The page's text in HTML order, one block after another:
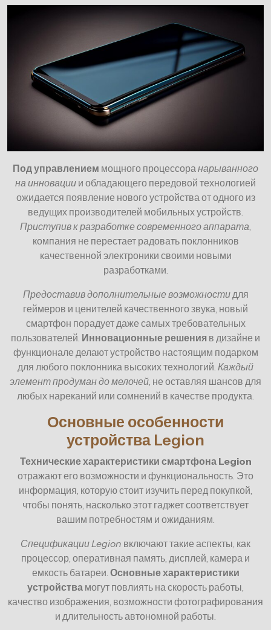
Под управлением мощного процессоранарыванного
на инновации и обладающего передовой технологией
ожидается появление нового устройства от одного из
ведущих производителей мобильных устройств.
Приступив к разработке современного аппарата,
компания не перестает радовать поклонников
качественной электроники своими новыми
разработками.
Предоставив дополнительные возможностидля
геймеров и ценителей качественного звука, новый
смартфон порадует даже самых требовательных
пользователей. Инновационные решения в дизайне и
функционале делают устройство настоящим подарком
для любого поклонника высоких технологий. Каждый
элемент продуман до мелочей, не оставляя шансов для
любых нареканий или сомнений в качестве продукта.
Основные особенности
устройства Legion
Технические характеристики смартфона Legion
отражают его возможности и функциональность. Это
информация, которую стоит изучить перед покупкой,
чтобы понять, насколько этот гаджет соответствует
вашим потребностям и ожиданиям.
Спецификации Legion включают такие аспекты, как
процессор, оперативная память, дисплей, камера и
емкость батареи. Основные характеристики
устройства могут повлиять на скорость работы,
качество изображения, возможности фотографирования
и длительность автономной работы.